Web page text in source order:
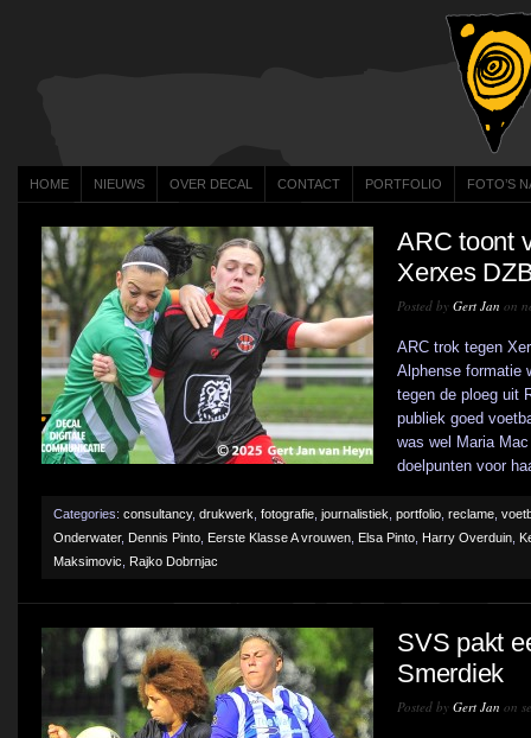
HOME NIEUWS OVER DECAL CONTACT PORTFOLIO FOTO’S
ARC toont
Xerxes
Posted by Gert Jan on
ARC trok tegen
Alphense formatie
tegen de ploeg uit
publiek goed
was wel Maria
doelpunten voor
Categories: consultancy, drukwerk fotografie journalistiek portfolio reclame
Onderwater, Dennis Pinto Eerste Klasse A vrouwen Elsa Pinto Harry Overduin
Maksimovic
Rajko Dobrnjac
SVS pakt
Smerdiek
Posted by Gert Jan on